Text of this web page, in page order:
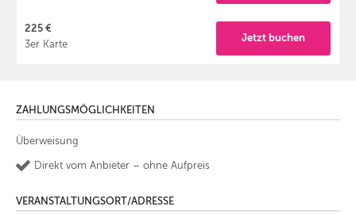
225 €
3er Karte
Jetzt buchen
ZAHLUNGSMÖGLICHKEITEN
Überweisung
Direkt vom Anbieter – ohne Aufpreis
VERANSTALTUNGSORT/ADRESSE